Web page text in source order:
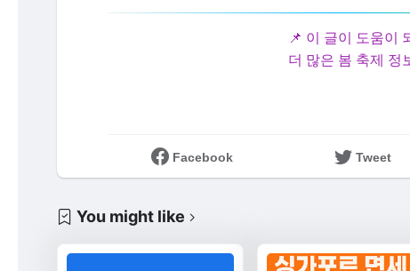
📌 이 글이 도움이
더 많은 봄 축제 정
Facebook Tweet
You might like